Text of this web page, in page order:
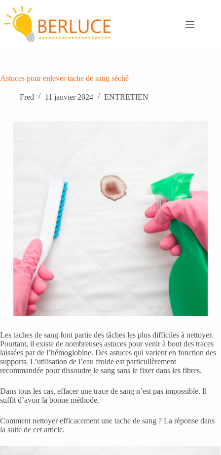
au
contenu
Astuces pour enlever tache de sang séché
Fred 11 janvier 2024 ENTRETIEN
Les taches de sang font partie des tâches les plus difficiles à nettoyer.
Pourtant, il existe de nombreuses astuces pour venir à bout des traces
laissées par de l’hémoglobine. Des astuces qui varient en fonction des
supports. L’utilisation de l’eau froide est particulièrement
recommandée pour dissoudre le sang sans le fixer dans les fibres.
Dans tous les cas, effacer une trace de sang n’est pas impossible. Il
suffit d’avoir la bonne méthode.
Comment nettoyer efficacement une tache de sang ? La réponse dans
la suite de cet article.